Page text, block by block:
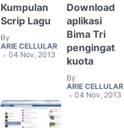
Kumpulan
Scrip Lagu
By
ARIE CELLULAR
• 04 Nov, 2013
Download
aplikasi
Bima Tri
pengingat
kuota
By
ARIE CELLULAR
• 04 Nov, 2013